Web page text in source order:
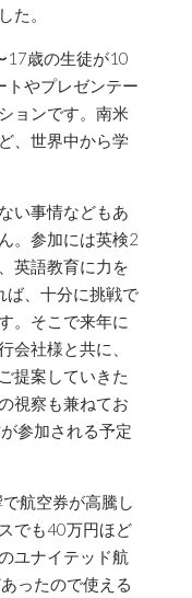
た。
17歳の生徒が10
トやプレゼンテー
ョンです。南米
、世界中から学
い事情などもあ
。参加には英検2
英語教育に力を
ば、十分に挑戦で
。そこで来年に
会社様と共に、
提案していきた
視察も兼ねてお
参加される予定
航空券が高騰し
でも40万円ほど
ユナイテッド航
ったので使える